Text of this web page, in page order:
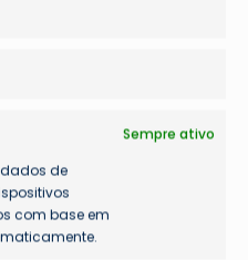
Sempre ativo
de
com base em